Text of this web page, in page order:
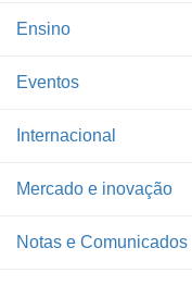
Ensino
Eventos
Internacional
Mercado e inovação
Notas e Comunicados